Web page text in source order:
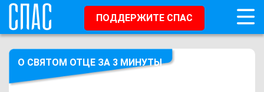
ПОДДЕРЖИТЕ СПАС
О СВЯТОМ ОТЦЕ ЗА 3 МИНУТЫ